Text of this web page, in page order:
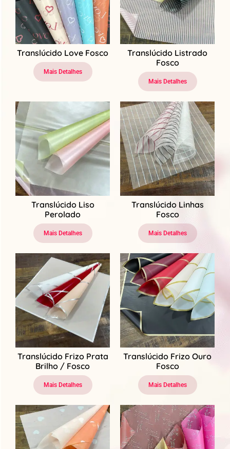
Translúcido Love Fosco
Mais Detalhes
Translúcido Listrado
Fosco
Mais Detalhes
Translúcido Liso
Perolado
Mais Detalhes
Translúcido Linhas
Fosco
Mais Detalhes
Translúcido Frizo Prata
Brilho / Fosco
Mais Detalhes
Translúcido Frizo Ouro
Fosco
Mais Detalhes